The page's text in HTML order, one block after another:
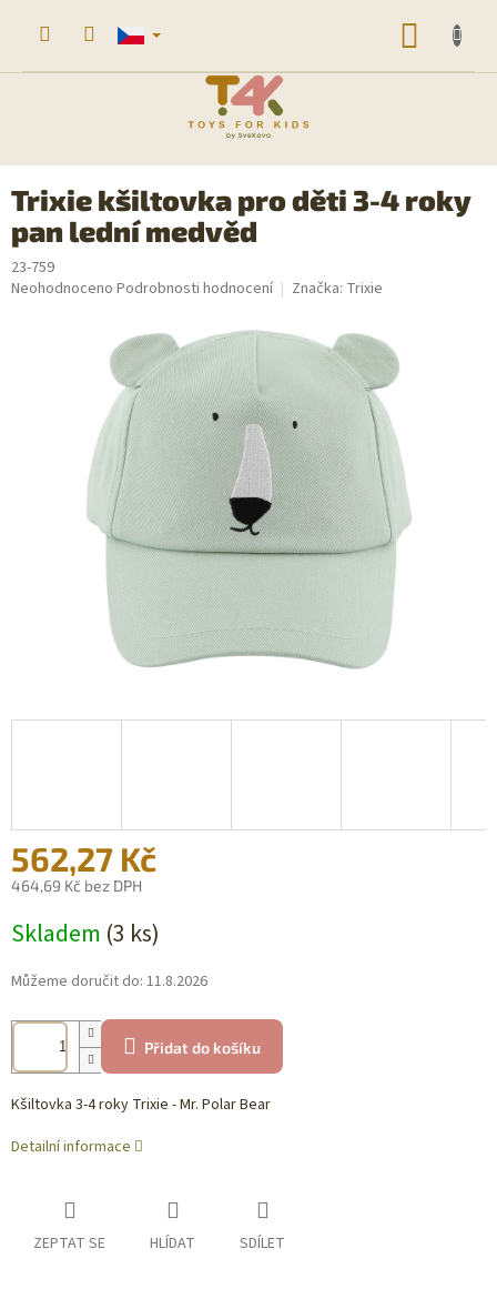
Trixie kšiltovka pro děti 3-4 roky
pan lední medvěd
23-759
Průměrné
Neohodnoceno Podrobnosti hodnocení Značka: Trixie
562,27 Kč
464,69 Kč bez DPH
cena:
Skladem (3 ks)
Můžeme doručit do: 11.8.2026
Přidat do košíku
Kšiltovka 3-4 roky Trixie - Mr. Polar Bear
Detailní informace
ZEPTAT SE HLÍDAT SDÍLET